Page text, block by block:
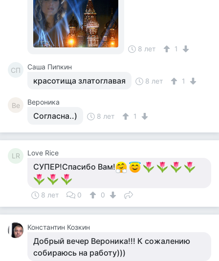
8 лет 1
СП Саша Пипкин
красотища златоглавая 8 лет 1
Ве Вероника
Согласна..) 8 лет 1
LR Love Rice
СУПЕР!Спасибо Вам!
8 лет 0 0
Константин Козкин
Добрый вечер Вероника!!! К сожалению
собираюсь на работу)))